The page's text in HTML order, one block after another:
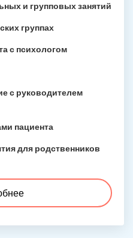
и групповых занятий
группах
с психологом
с руководителем
пациента
для родственников